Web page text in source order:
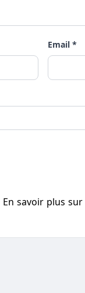
Email *
En savoir plus